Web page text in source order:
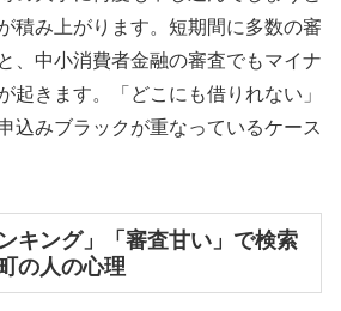
積み上がります。短期間に多数の審
、中小消費者金融の審査でもマイナ
起きます。「どこにも借りれない」
込みブラックが重なっているケース
キング」「審査甘い」で検索
の人の心理